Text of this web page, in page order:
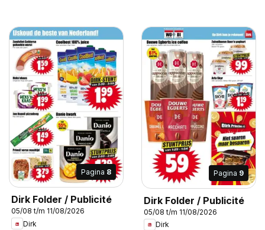
Pagina 8
Dirk Folder / Publicité
05/08 t/m 11/08/2026
Dirk
Pagina 9
Dirk Folder / Publicité
05/08 t/m 11/08/2026
Dirk